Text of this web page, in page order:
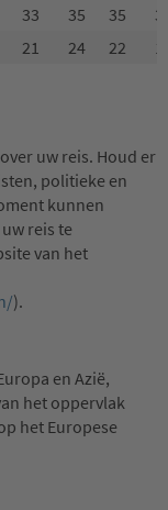
33 35 35
21 24 22
uw reis. Houd er
politieke en
kunnen
reis te
van het
).
en Azië,
het oppervlak
het Europese